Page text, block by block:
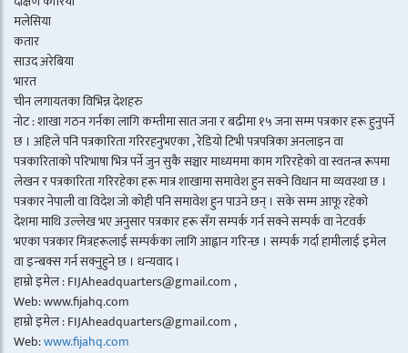
मलेसिया
कतार
साउद अरेबिया
भारत
चीन लगायतका विभिन्न देशहरु
नोट : शाखा गठन गर्नका लागि कम्तीमा सात जना र बढीमा १५ जना सम्म पत्रकार हरू हुनुपर्ने
छ । अहिले पनि पत्रकारिता गरिरहनुभएका , रेडियो टिभी पत्रपत्रिका अनलाइन वा
पत्रकारिताको परिभाषा भित्र पर्ने जुन सुकै सञ्चार माध्यममा काम गरिरहेको वा स्वतन्त्र रूपमा
लेखन र पत्रकारिता गरिरहेका हरू मात्र शाखामा समावेश हुन सक्ने विधान मा व्यवस्था छ ।
पत्रकार नेपाली वा विदेश जो कोही पनि समावेश हुन पाउने छन् । सके सम्म आफू रहेको
देशमा माथि उल्लेख भए अनुसार पत्रकार हरू सँग सम्पर्क गर्न सक्ने सम्पर्क वा नेटवर्क
भएका पत्रकार मित्रहरूलाई सम्पर्कका लागि आह्वान गरिन्छ । सम्पर्क गर्दा हामीलाई इमेल
वा इन्बक्स गर्न सक्नुहुने छ । धन्यवाद ।
हाम्रो इमेल : FIJAheadquarters@gmail.com ,
Web: www.fijahq.com
हाम्रो इमेल : FIJAheadquarters@gmail.com ,
Web:www.fijahq.com